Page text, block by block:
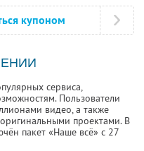
купоном
сервиса,
Пользователи
видео, а также
проектами. В
пакет «Наше всё» с 27